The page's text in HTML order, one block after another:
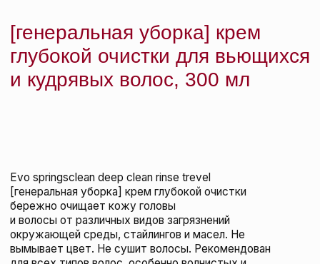
ВМЕСТЕ С ЭТИМ
ТОВАРОМ ПОКУПАЮТ